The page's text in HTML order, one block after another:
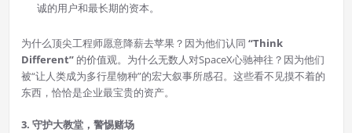
诚的用户和最长期的资本。
为什么顶尖工程师愿意降薪去苹果？因为他们认同 “Think
Different”的价值观。为什么无数人对SpaceX心驰神往？因为他们
被“让人类成为多行星物种”的宏大叙事所感召。这些看不见摸不着的
东西，恰恰是企业最宝贵的资产。
3. 守护大教堂，警惕赌场